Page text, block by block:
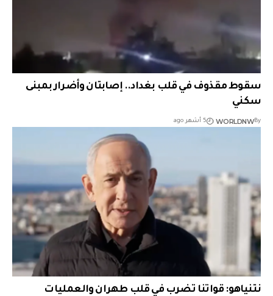
سقوط مقذوف في قلب بغداد.. إصابتان وأضرار بمبنى
سكني
By
WORLDNW 5 أشهر ago
نتنياهو: قواتنا تضرب في قلب طهران والعمليات